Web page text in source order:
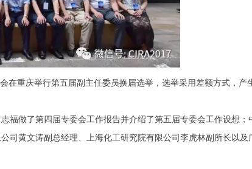
在重庆举行第五届副主任委员换届选举， 选举采用差额方式， 产
做了第四届专委会工作报告并介绍了第五届专委会工作设想；
司黄文涛副总经理、上海化工研究院有限公司李虎林副所长以及